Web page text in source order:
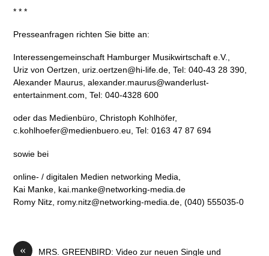
* * *
Presseanfragen richten Sie bitte an:
Interessengemeinschaft Hamburger Musikwirtschaft e.V.,
Uriz von Oertzen, uriz.oertzen@hi-life.de, Tel: 040-43 28 390,
Alexander Maurus, alexander.maurus@wanderlust-
entertainment.com, Tel: 040-4328 600
oder das Medienbüro, Christoph Kohlhöfer,
c.kohlhoefer@medienbuero.eu, Tel: 0163 47 87 694
sowie bei
online- / digitalen Medien networking Media,
Kai Manke, kai.manke@networking-media.de
Romy Nitz, romy.nitz@networking-media.de, (040) 555035-0
« MRS. GREENBIRD: Video zur neuen Single und